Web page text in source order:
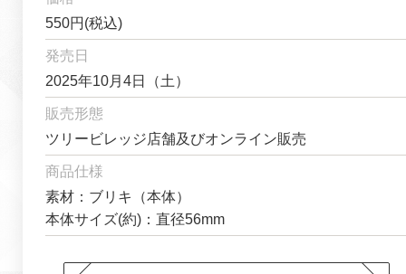
550円(税込)
発売日
2025年10月4日（土）
販売形態
ツリービレッジ店舗及びオンライン販売
商品仕様
素材：ブリキ（本体）
本体サイズ(約)：直径56mm